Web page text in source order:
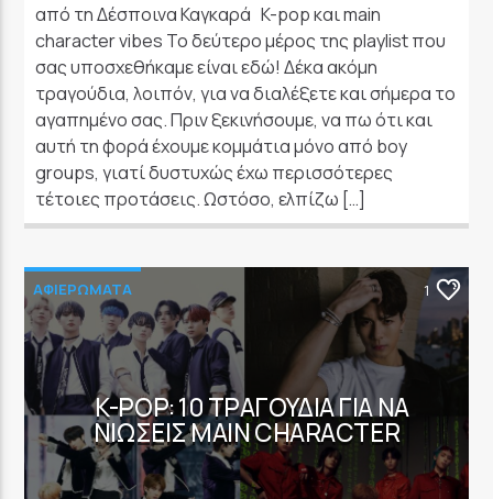
από τη Δέσποινα Καγκαρά K-pop και main
character vibes Το δεύτερο μέρος της playlist που
σας υποσχεθήκαμε είναι εδώ! Δέκα ακόμη
τραγούδια, λοιπόν, για να διαλέξετε και σήμερα το
αγαπημένο σας. Πριν ξεκινήσουμε, να πω ότι και
αυτή τη φορά έχουμε κομμάτια μόνο από boy
groups, γιατί δυστυχώς έχω περισσότερες
τέτοιες προτάσεις. Ωστόσο, ελπίζω […]
ΑΦΙΕΡΩΜΑΤΑ 1
K-POP: 10 ΤΡΑΓΟΎΔΙΑ ΓΙΑ ΝΑ
ΝΙΏΣΕΙΣ MAIN CHARACTER